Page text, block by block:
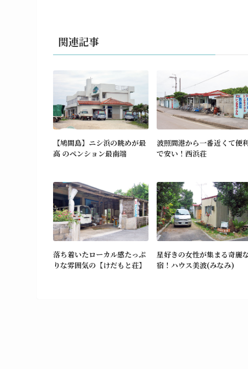
関連記事
【鳩間島】ニシ浜の眺めが最
高 のペンション最南端
波照間港から一番近くて便
で安い！西浜荘
落ち着いたローカル感たっぷ
りな雰囲気の【けだもと荘】
星好きの女性が集まる奇麗
宿！ハウス美波(みなみ)